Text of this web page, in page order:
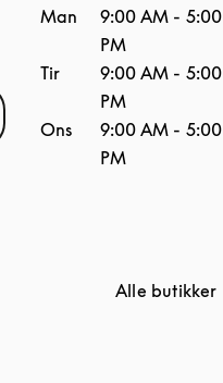
in New Tab
Man
9:00 AM - 5:00
PM
Tir
9:00 AM - 5:00
PM
Ons
9:00 AM - 5:00
PM
Alle butikker